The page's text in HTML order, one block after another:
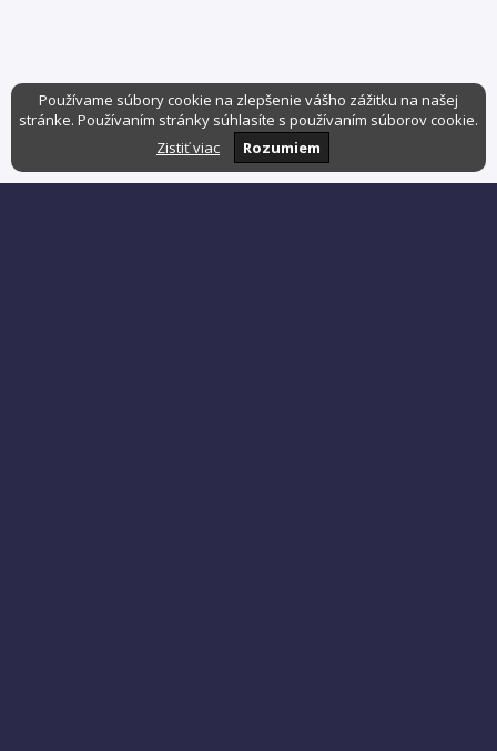
Používame súbory cookie na zlepšenie vášho zážitku na našej
stránke. Používaním stránky súhlasíte s používaním súborov cookie.
Zistiť viac
Rozumiem